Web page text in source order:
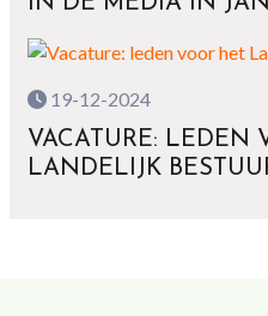
19-12-2024
VACATURE: LEDEN
LANDELIJK